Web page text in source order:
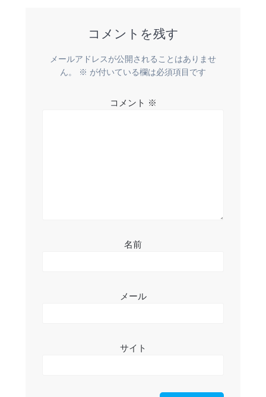
コメントを残す
メールアドレスが公開されることはありませ
ん。
※ が付いている欄は必須項目です
コメント ※
名前
メール
サイト